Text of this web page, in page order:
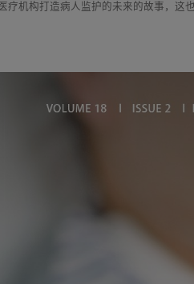
疗机构打造病人监护的未来的故事，这